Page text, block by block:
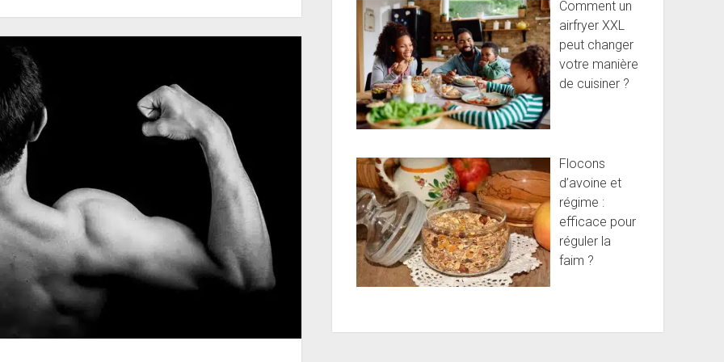
Comment un
airfryer XXL
peut changer
votre manière
de cuisiner ?
Flocons
d’avoine et
régime :
efficace pour
réguler la
faim ?